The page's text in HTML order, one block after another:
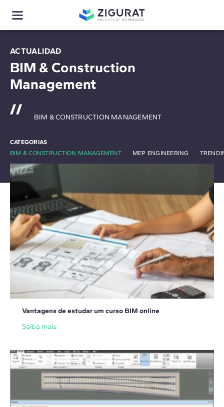
ACTUALIDAD
BIM & Construction
Management
CATEGORIAS
BIM & CONSTRUCTION MANAGEMENT
MEP ENGINEERING
BIM & CONSTRUCTION MANAGEMENT
Vantagens de estudar um curso BIM online
Saiba mais